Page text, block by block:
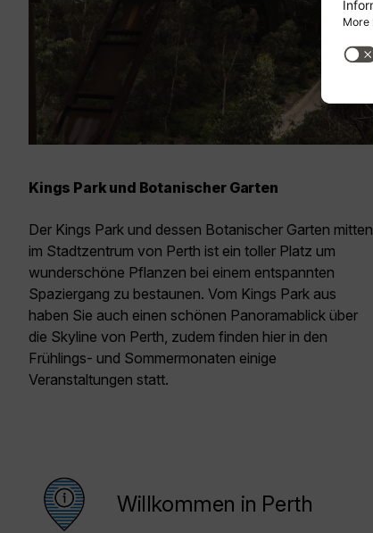
Kings Park und Botanischer Garten
Der Kings Park und dessen Botanischer Garten mitten
im Stadtzentrum von Perth ist ein toller Platz um
wunderschöne Pflanzen bei einem entspannten
Spaziergang zu bestaunen. Vom Kings Park aus
haben Sie auch einen schönen Panoramablick über
die Skyline von Perth, zudem finden hier in den
Frühlings- und Sommermonaten einige
Veranstaltungen statt.
Willkommen in Perth